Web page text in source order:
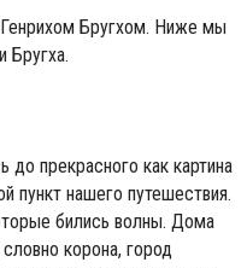
Бругхом. Ниже мы
Бругха.
прекрасного как картина
пункт нашего путешествия.
бились волны. Дома
корона, город